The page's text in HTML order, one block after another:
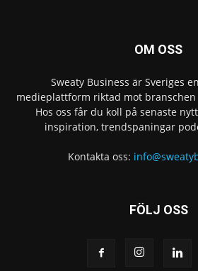
OM OSS
Sweaty Business är Sveriges
medieplattform riktad mot
Hos oss får du koll på senaste
inspiration, trendspaningar
Kontakta oss:
FÖLJ OSS